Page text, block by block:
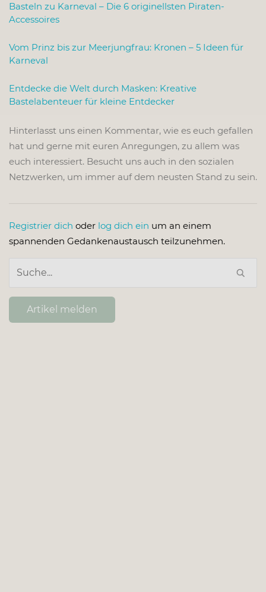
Basteln zu Karneval – Die 6 originellsten Piraten-
Accessoires
Vom Prinz bis zur Meerjungfrau: Kronen – 5 Ideen für
Karneval
Entdecke die Welt durch Masken: Kreative
Bastelabenteuer für kleine Entdecker
Hinterlasst uns einen Kommentar, wie es euch gefallen
hat und gerne mit euren Anregungen, zu allem was
euch interessiert. Besucht uns auch in den sozialen
Netzwerken, um immer auf dem neusten Stand zu sein.
Registrier dich oder log dich ein um an einem
spannenden Gedankenaustausch teilzunehmen.
Artikel melden